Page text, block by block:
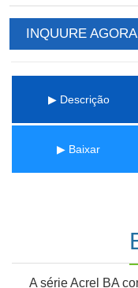
INQUURE AGORA
▶ Descrição
▶ Baixar